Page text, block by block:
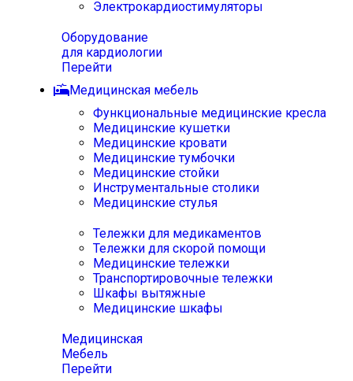
Электрокардиостимуляторы
Оборудование
для кардиологии
Перейти
Медицинская мебель
Функциональные медицинские кресла
Медицинские кушетки
Медицинские кровати
Медицинские тумбочки
Медицинские стойки
Инструментальные столики
Медицинские стулья
Тележки для медикаментов
Тележки для скорой помощи
Медицинские тележки
Транспортировочные тележки
Шкафы вытяжные
Медицинские шкафы
Медицинская
Мебель
Перейти